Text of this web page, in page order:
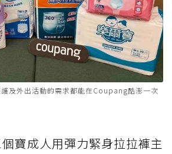
及外出活動的需求都能在Coupang酷澎一次
寶成人用彈力緊身拉拉褲主